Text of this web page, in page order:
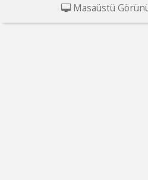
Masaüstü